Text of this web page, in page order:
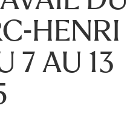
HENRI
7 AU 13